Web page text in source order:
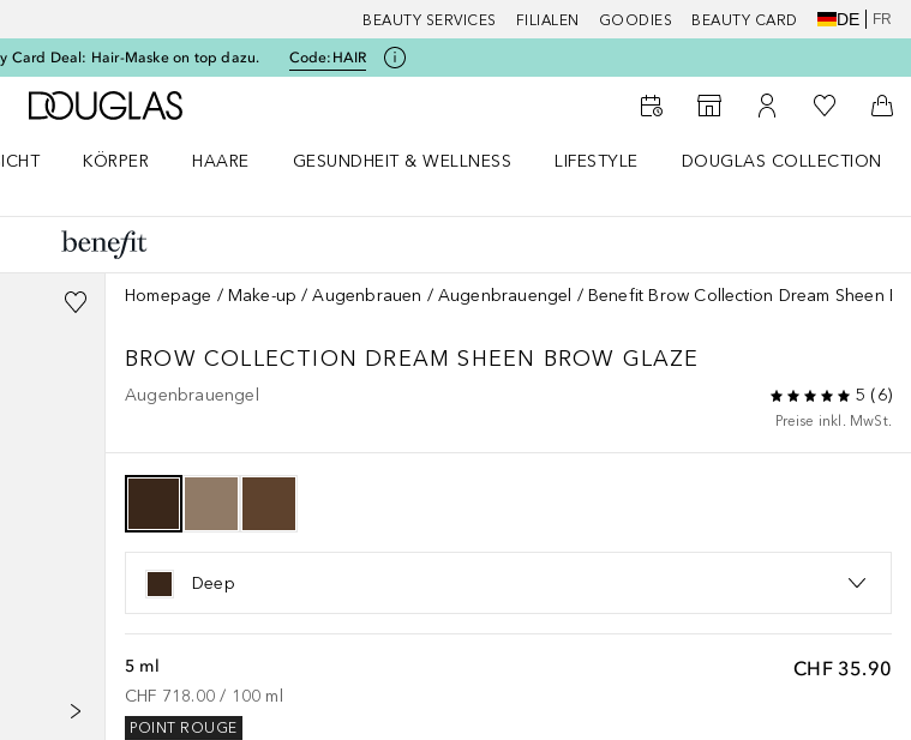
BEAUTY SERVICES FILIALEN GOODIES BEAUTY CARD DE FR
Card Deal: Hair-Maske on top dazu. Code: HAIR
Zur Douglas Startseite
Zum Storefinder
Zu Meinem
Zu Meiner
KÖRPER
HAARE
GESUNDHEIT & WELLNESS
LIFESTYLE
DOUGLAS COLLECTION
Homepage Make-up Augenbrauen Augenbrauengel Benefit Brow Collection Dream Sheen
BROW COLLECTION DREAM SHEEN BROW GLAZE
Augenbrauengel 5 (6)
Preise inkl. MwSt.
Deep
CHF 35.90
5 ml
CHF 718.00 / 100 ml
POINT ROUGE